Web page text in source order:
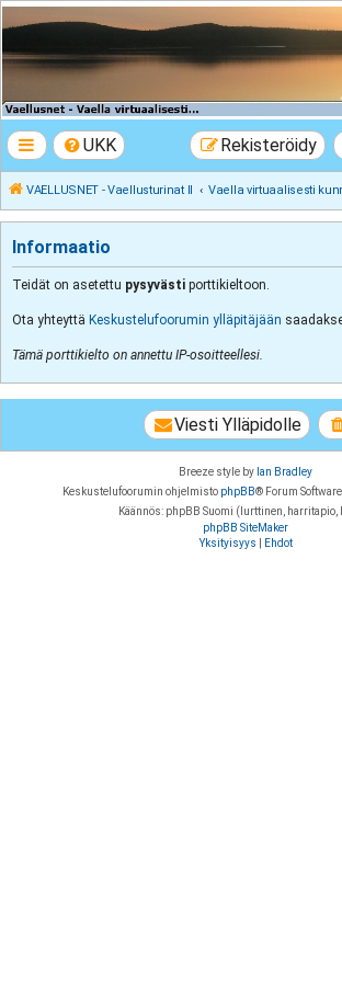
VAELLUSNET -
Vaellusturinat II
UKK Rekisteröidy
VAELLUSNET - Vaellusturinat II Vaella virtuaalisesti
Informaatio
Teidät on asetettu pysyvästi porttikieltoon.
Ota yhteyttä Keskustelufoorumin ylläpitäjään
Tämä porttikielto on annettu IP-osoitteellesi.
Viesti Ylläpidolle
Breeze style by Ian Bradley
Keskustelufoorumin ohjelmisto phpBB® Forum
Käännös: phpBB Suomi (lurttinen, harritapio,
phpBB SiteMaker
Yksityisyys
Ehdot